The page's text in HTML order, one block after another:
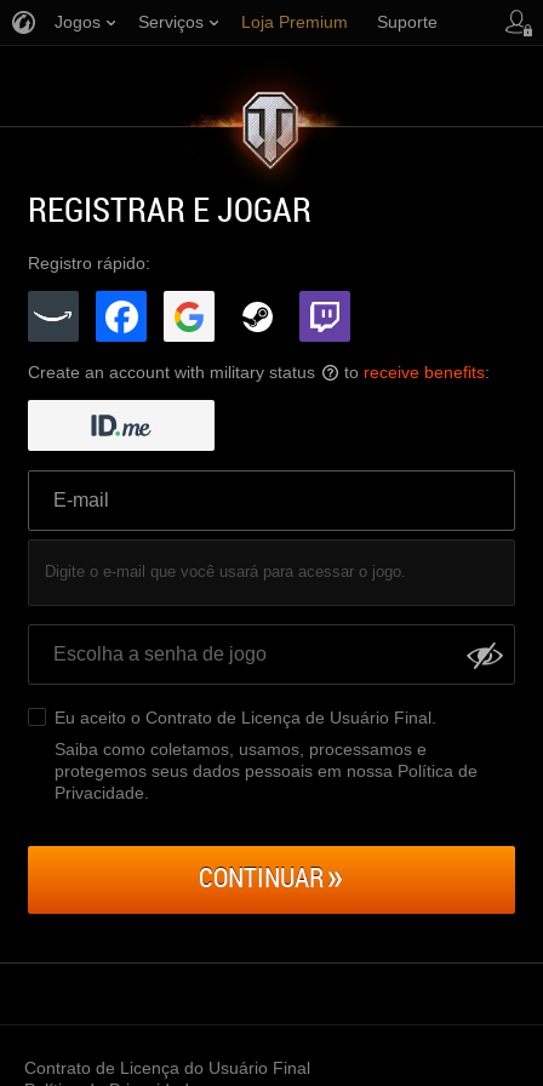
Jogos Serviços Loja Premium Suporte
REGISTRAR E JOGAR
Registro rápido:
Create an account with military status ? to receive benefits:
Digite o e-mail que você usará para acessar o jogo.
Eu aceito o Contrato de Licença de Usuário Final
Saiba como coletamos, usamos, processamos e
protegemos seus dados pessoais em nossa Política de
Privacidade
CONTINUAR
Contrato de Licença do Usuário Final